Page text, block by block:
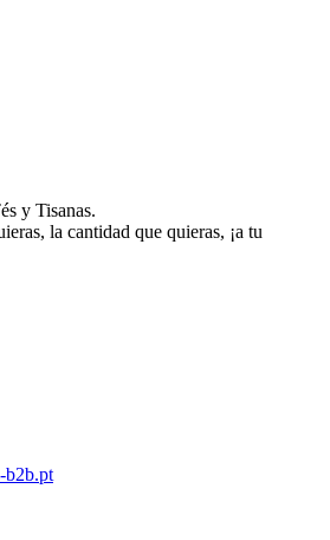
y Tisanas.
la cantidad que quieras, ¡a tu
b2b.pt